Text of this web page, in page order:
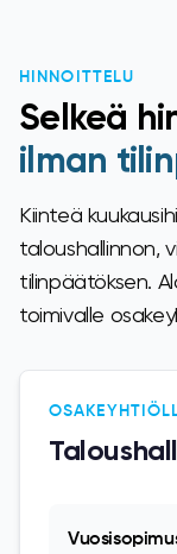
HINNOITTELU
Selkeä
ilman
Kiinteä
taloushallinnon,
tilinpäätöksen.
toimivalle